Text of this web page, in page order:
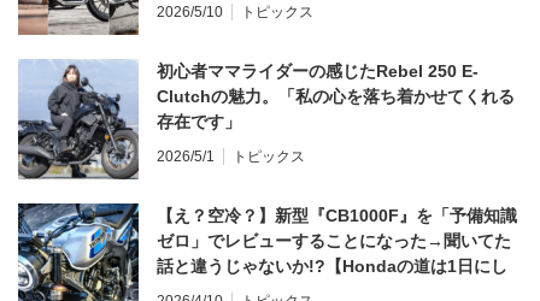
2026/5/10 トピックス
初心者ママライダーの感じたRebel 250 E-
Clutchの魅力。「私の心を落ち着かせてくれる
存在です」
2026/5/1 トピックス
【え？空冷？】新型『CB1000F』を「予備知識
ゼロ」でレビューすることになった→聞いてた
話と違うじゃないか!?【Hondaの道は1日にし
てならず／CB1000F ①第一印象 編】